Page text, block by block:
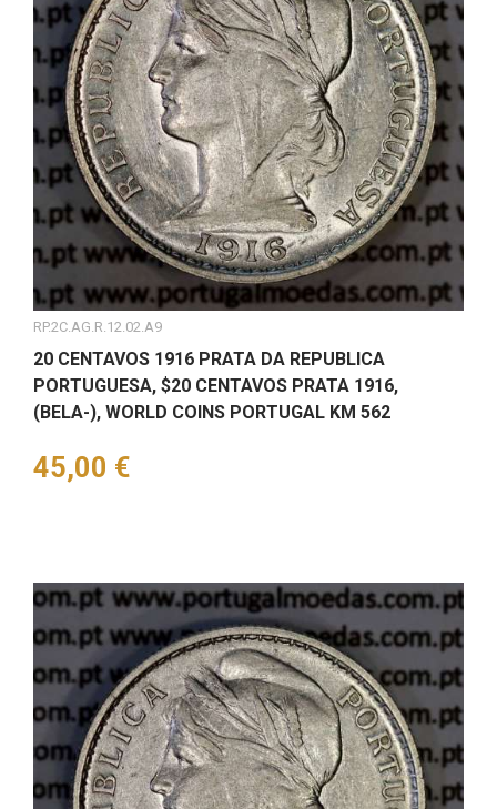
RP.2C.AG.R.12.02.A9
20 CENTAVOS 1916 PRATA DA REPUBLICA
PORTUGUESA, $20 CENTAVOS PRATA 1916,
(BELA-), WORLD COINS PORTUGAL KM 562
Preço
45,00 €